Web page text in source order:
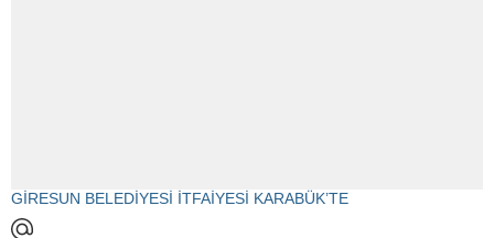
GİRESUN BELEDİYESİ İTFAİYESİ KARABÜK’TE